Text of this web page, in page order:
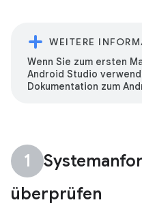
WEITERE
Wenn Sie zum ersten
Android Studio
Dokumentation zum
überprüfen